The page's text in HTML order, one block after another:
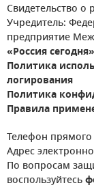
Свидетельство о
Учредитель:
предприятие
«Россия сегодня»
Политика
логирования
Политика
Правила
Телефон
Адрес
По вопросам
воспользуйтесь